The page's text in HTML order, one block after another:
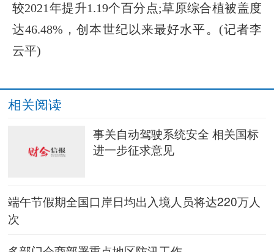
较2021年提升1.19个百分点;草原综合植被盖度
达46.48%，创本世纪以来最好水平。(记者李
云平)
相关阅读
事关自动驾驶系统安全 相关国标
进一步征求意见
端午节假期全国口岸日均出入境人员将达220万人
次